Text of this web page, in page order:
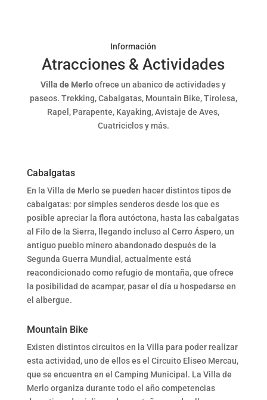
Información
Atracciones & Actividades
Villa de Merloofrece un abanico de actividades y
paseos. Trekking, Cabalgatas, Mountain Bike, Tirolesa,
Rapel, Parapente, Kayaking, Avistaje de Aves,
Cuatriciclos y más.
Cabalgatas
En la Villa de Merlo se pueden hacer distintos tipos de
cabalgatas: por simples senderos desde los que es
posible apreciar la flora autóctona, hasta las cabalgatas
al Filo de la Sierra, llegando incluso al Cerro Áspero, un
antiguo pueblo minero abandonado después de la
Segunda Guerra Mundial, actualmente está
reacondicionado como refugio de montaña, que ofrece
la posibilidad de acampar, pasar el día u hospedarse en
el albergue.
Mountain Bike
Existen distintos circuitos en la Villa para poder realizar
esta actividad, uno de ellos es el Circuito Eliseo Mercau,
que se encuentra en el Camping Municipal. La Villa de
Merlo organiza durante todo el año competencias